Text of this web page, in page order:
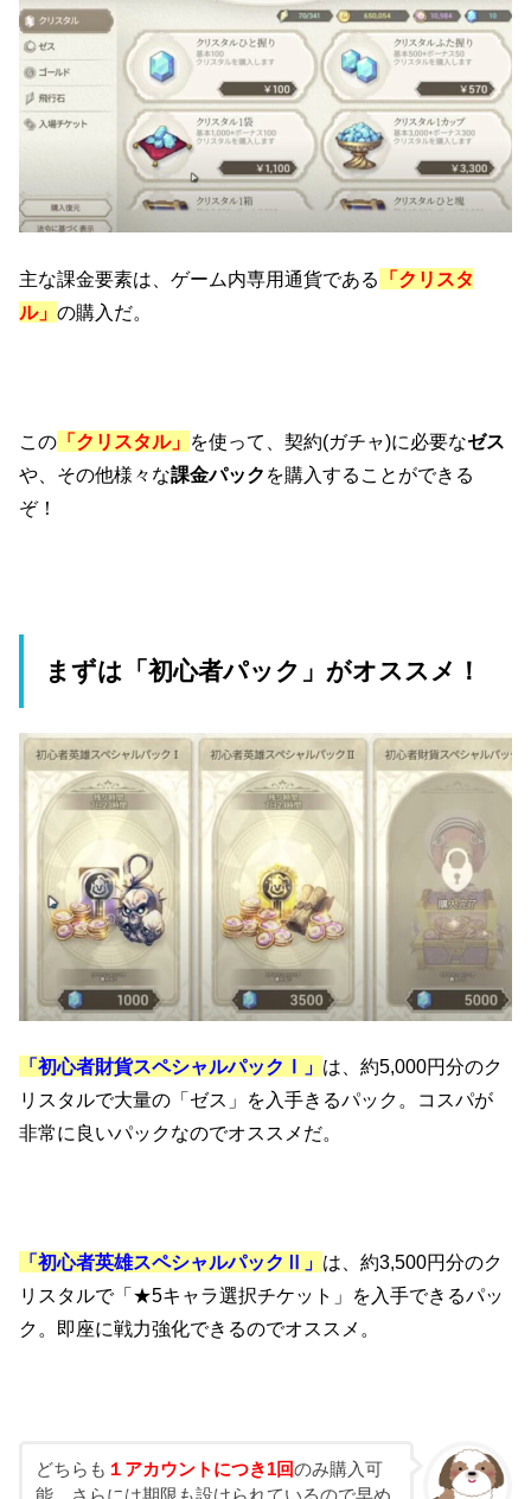
主な課金要素は、ゲーム内専用通貨である
「クリスタ
ル」の購入だ。
この 「クリスタル」 を使って、契約(ガチャ)に必要なゼス
や、その他様々な課金パック を購入することができる
ぞ！
まずは「初心者パック」がオススメ！
「初心者財貨スペシャルパックⅠ」 は、約5,000円分のク
リスタルで大量の「ゼス」を入手きるパック。コスパが
非常に良いパックなのでオススメだ。
「初心者英雄スペシャルパックⅡ」 は、約3,500円分のク
リスタルで「★5キャラ選択チケット」を入手できるパッ
ク。即座に戦力強化できるのでオススメ。
どちらも １アカウントにつき1回のみ購入可